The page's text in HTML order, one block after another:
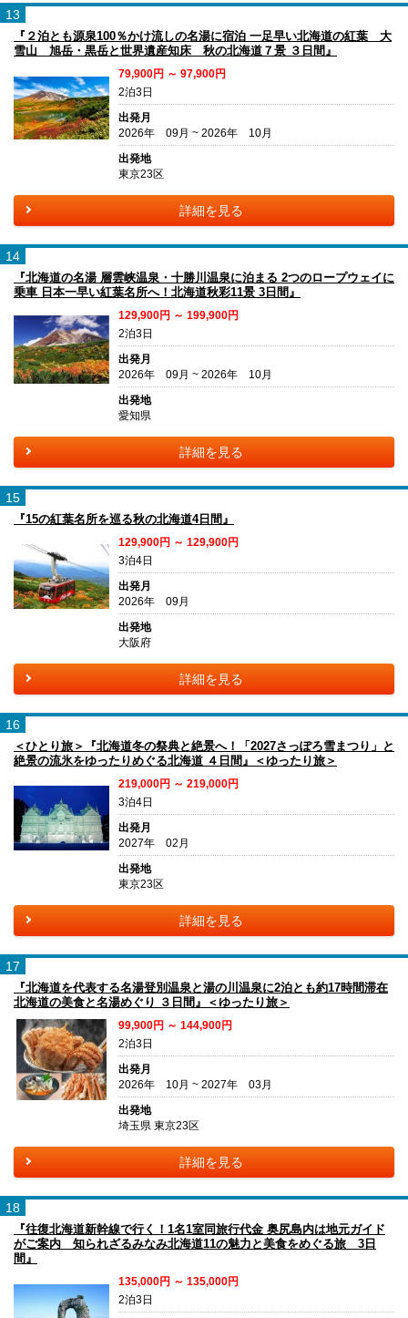
13
『２泊とも源泉100％かけ流しの名湯に宿泊 一足早い北海道の紅葉 大
雪山 旭岳・黒岳と世界遺産知床 秋の北海道７景 ３日間』
79,900円 ～ 97,900円
2泊3日
出発月
2026年 09月 ~ 2026年 10月
出発地
東京23区
詳細を見る
14
『北海道の名湯 層雲峡温泉・十勝川温泉に泊まる 2つのロープウェイに
乗車 日本一早い紅葉名所へ！北海道秋彩11景 3日間』
129,900円 ～ 199,900円
2泊3日
出発月
2026年 09月 ~ 2026年 10月
出発地
愛知県
詳細を見る
15
『15の紅葉名所を巡る秋の北海道4日間』
129,900円 ～ 129,900円
3泊4日
出発月
2026年 09月
出発地
大阪府
詳細を見る
16
＜ひとり旅＞『北海道冬の祭典と絶景へ！「2027さっぽろ雪まつり」と
絶景の流氷をゆったりめぐる北海道 ４日間』＜ゆったり旅＞
219,000円 ～ 219,000円
3泊4日
出発月
2027年 02月
出発地
東京23区
詳細を見る
17
『北海道を代表する名湯登別温泉と湯の川温泉に2泊とも約17時間滞在
北海道の美食と名湯めぐり ３日間』＜ゆったり旅＞
99,900円 ～ 144,900円
2泊3日
出発月
2026年 10月 ~ 2027年 03月
出発地
埼玉県 東京23区
詳細を見る
18
『往復北海道新幹線で行く！1名1室同旅行代金 奥尻島内は地元ガイド
がご案内 知られざるみなみ北海道11の魅力と美食をめぐる旅 3日
間』
135,000円 ～ 135,000円
2泊3日